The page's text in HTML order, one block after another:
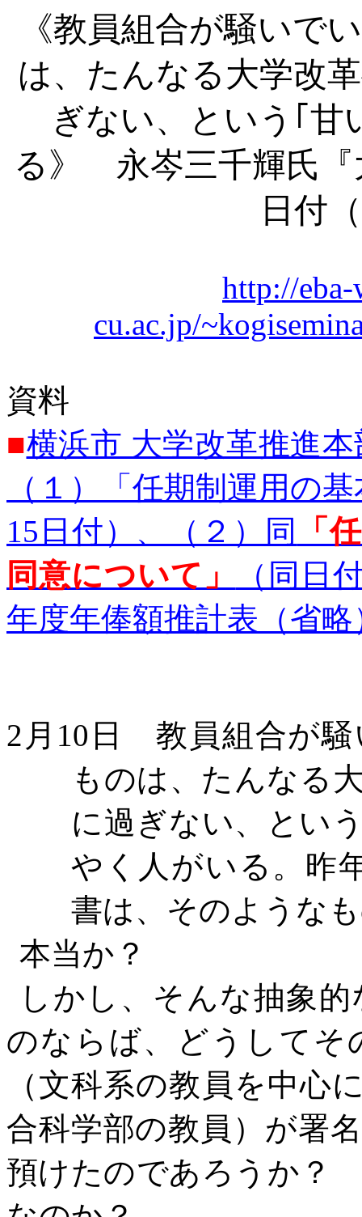
《教員組合が騒いで
は、たんなる大学改
ぎない、という｢甘
る》 永岑三千輝氏『
日付
http://
cu.ac.jp/
資料
■横浜市 大学改革推進
（１）「任期制運用の
15日付）、（２）同
「
同意について」
（同日
年度年俸額推計表（省略
2 月 10 日 教員組合が騒
ものは、たんなる
に過ぎない、とい
やく人がいる。昨
書は、そのような
本当か？
しかし、そんな抽象
のならば、どうしてそ
（文科系の教員を中心
合科学部の教員）が署
預けたのであろうか？